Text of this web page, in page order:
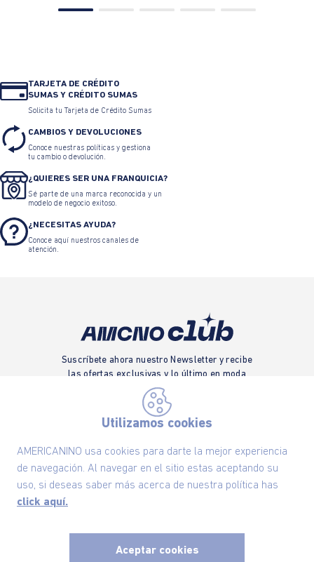
Utilizamos cookies
AMERICANINO usa cookies para darte la mejor experiencia
de navegación. Al navegar en el sitio estas aceptando su
uso, si deseas saber más acerca de nuestra política has
click aquí.
Aceptar cookies
TARJETA DE CRÉDITO
SUMAS Y CRÉDITO SUMAS
Solicita tu Tarjeta de Crédito Sumas
CAMBIOS Y DEVOLUCIONES
Conoce nuestras políticas y gestiona
tu cambio o devolución.
¿QUIERES SER UNA FRANQUICIA?
Sé parte de una marca reconocida y un
modelo de negocio exitoso.
¿NECESITAS AYUDA?
Conoce aquí nuestros canales de
atención.
Suscríbete ahora nuestro Newsletter y recibe
las ofertas exclusivas y lo último en moda
SUSCRÍBETE AHORA
Nuestra Marca
Ayudas